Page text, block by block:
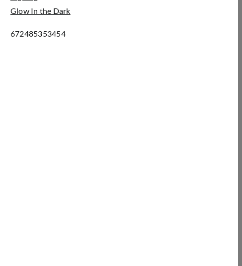
Glow In the Dark
672485353454